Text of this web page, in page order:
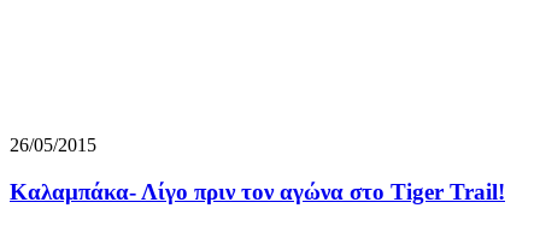
26/05/2015
Kαλαμπάκα- Λίγο πριν τον αγώνα στο Tiger Trail!